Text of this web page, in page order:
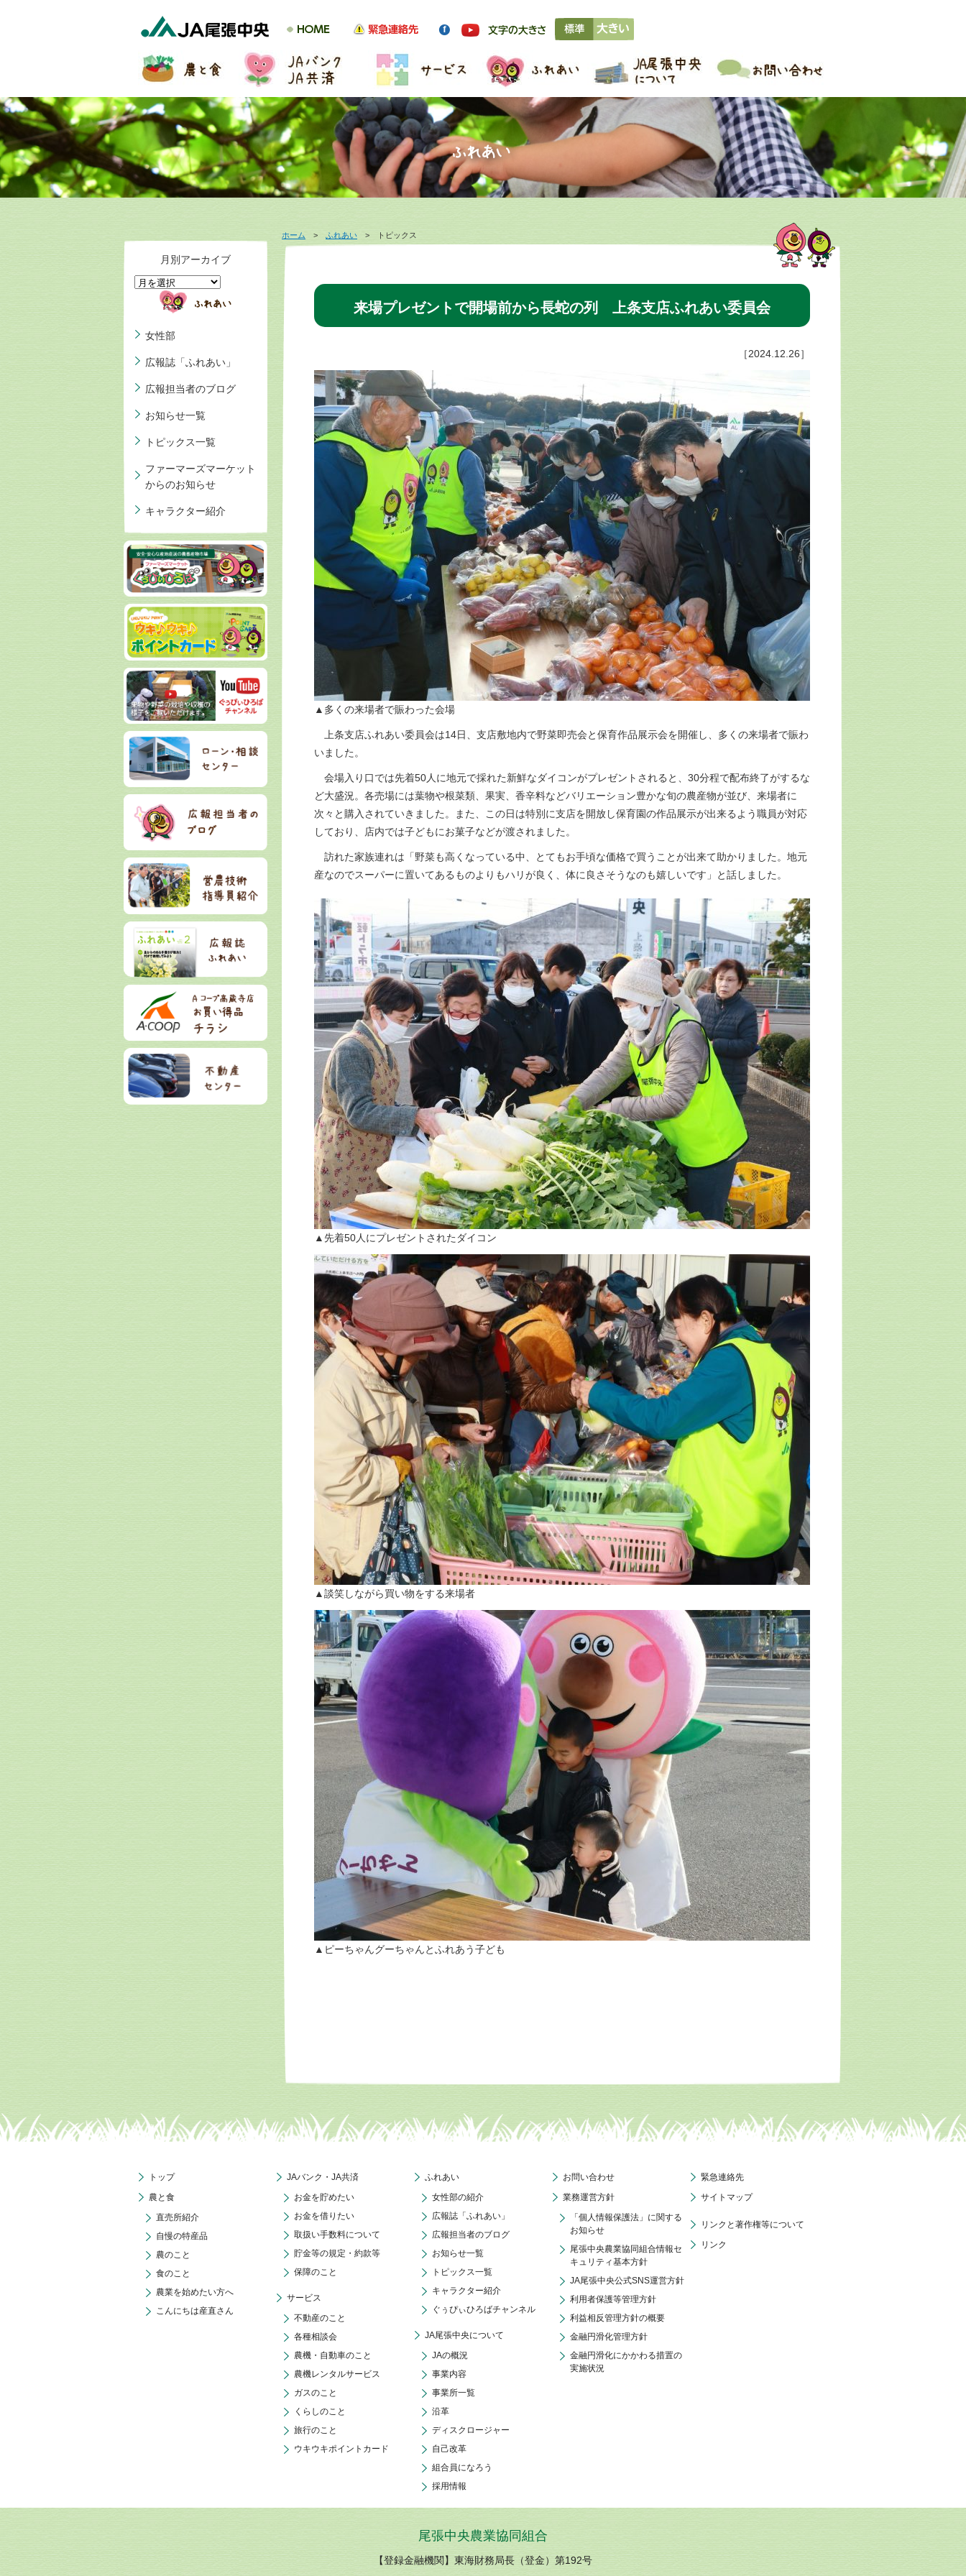
ホーム > ふれあい > トピックス
来場プレゼントで開場前から長蛇の列 上条支店ふれあい委員会
［2024.12.26］
▲多くの来場者で賑わった会場
上条支店ふれあい委員会は14日、支店敷地内で野菜即売会と保育作品展示会を開催し、多くの来場者で賑わ
いました。
会場入り口では先着50人に地元で採れた新鮮なダイコンがプレゼントされると、30分程で配布終了がするな
ど大盛況。各売場には葉物や根菜類、果実、香辛料などバリエーション豊かな旬の農産物が並び、来場者に
次々と購入されていきました。また、この日は特別に支店を開放し保育園の作品展示が出来るよう職員が対応
しており、店内では子どもにお菓子などが渡されました。
訪れた家族連れは「野菜も高くなっている中、とてもお手頃な価格で買うことが出来て助かりました。地元
産なのでスーパーに置いてあるものよりもハリが良く、体に良さそうなのも嬉しいです」と話しました。
▲先着50人にプレゼントされたダイコン
▲談笑しながら買い物をする来場者
▲ピーちゃんグーちゃんとふれあう子ども
月別アーカイブ
女性部
広報誌「ふれあい」
広報担当者のブログ
お知らせ一覧
トピックス一覧
ファーマーズマーケット
からのお知らせ
キャラクター紹介
トップ
農と食
直売所紹介
自慢の特産品
農のこと
食のこと
農業を始めたい方へ
こんにちは産直さん
JAバンク・JA共済
お金を貯めたい
お金を借りたい
取扱い手数料について
貯金等の規定・約款等
保障のこと
サービス
不動産のこと
各種相談会
農機・自動車のこと
農機レンタルサービス
ガスのこと
くらしのこと
旅行のこと
ウキウキポイントカード
ふれあい
女性部の紹介
広報誌「ふれあい」
広報担当者のブログ
お知らせ一覧
トピックス一覧
キャラクター紹介
ぐぅぴぃひろばチャンネル
JA尾張中央について
JAの概況
事業内容
事業所一覧
沿革
ディスクロージャー
自己改革
組合員になろう
採用情報
お問い合わせ
業務運営方針
「個人情報保護法」に関する
お知らせ
尾張中央農業協同組合情報セ
キュリティ基本方針
JA尾張中央公式SNS運営方針
利用者保護等管理方針
利益相反管理方針の概要
金融円滑化管理方針
金融円滑化にかかわる措置の
実施状況
緊急連絡先
サイトマップ
リンクと著作権等について
リンク
尾張中央農業協同組合
【登録金融機関】東海財務局長（登金）第192号